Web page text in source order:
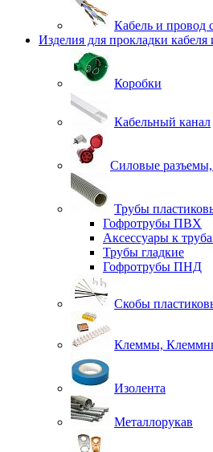
Кабель и провод
Изделия для прокладки кабеля
Коробки
Кабельный канал
Силовые
Трубы
Гофротрубы ПВХ
Аксессуары к
Трубы гладкие
Гофротрубы ПНД
Скобы
Клеммы,
Изолента
Металлорукав